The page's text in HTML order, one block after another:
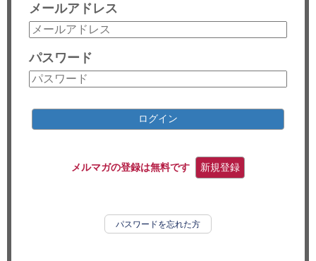
お問い合わせ
コンサルティング
リサーチ
メールアドレス
パスワード
ログイン
メルマガの登録は無料です 新規登録
パスワードを忘れた方